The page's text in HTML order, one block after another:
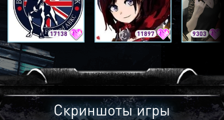
17138 11897 9303
Скриншоты игры